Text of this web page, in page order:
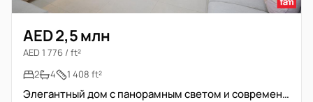
AED 2,5 млн
AED 1 776 / ft²
2
4 1 408 ft²
Элегантный дом с панорамным светом и современным комфортом